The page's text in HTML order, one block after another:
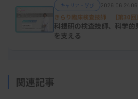
30代になってキャリアを重ねて
さまざまな問題点に気付くよう
案する場が少なかったり、上司に
か受け入れられなかったり、何も
キャリア・学び 2026.06.24
きらり臨床検査技師 ［第30
奈川県警察科学捜査研究所法
科捜研の検査技師、科学的
を支える
関連記事